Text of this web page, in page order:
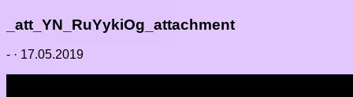
_att_YN_RuYykiOg_attachment
- · 17.05.2019